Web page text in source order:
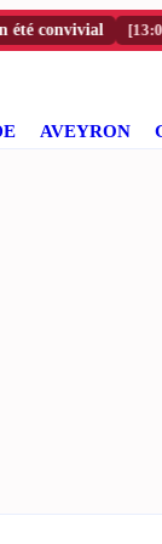
[13:00] Où
AVEYRON